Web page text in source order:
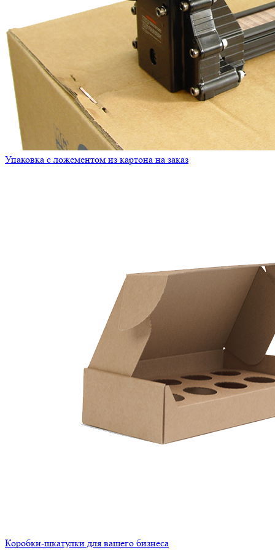
Упаковка с ложементом из картона на заказ
Коробки-шкатулки для вашего бизнеса